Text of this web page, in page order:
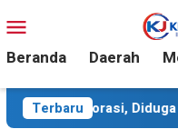
ke
kontenMobile
Beranda Daerah
Terbaru
Mengalir ke